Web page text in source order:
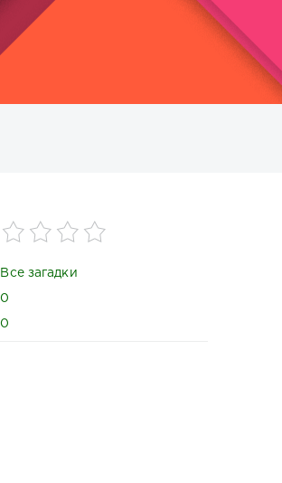
Все загадки
0
0